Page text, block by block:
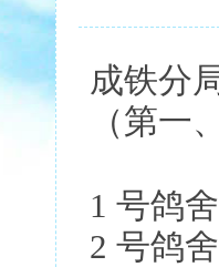
成铁分
（第一
1 号鸽
2 号鸽